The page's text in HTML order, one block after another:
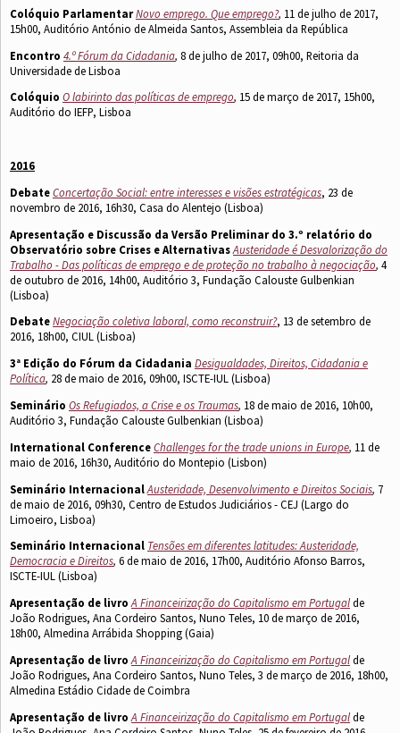
Colóquio ParlamentarNovo emprego. Que emprego?, 11 de julho de 2017,
15h00, Auditório António de Almeida Santos, Assembleia da República
Encontro 4.º Fórum da Cidadania, 8 de julho de 2017, 09h00, Reitoria da
Universidade de Lisboa
Colóquio O labirinto das políticas de emprego, 15 de março de 2017, 15h00,
Auditório do IEFP, Lisboa
2016
DebateConcertação Social: entre interesses e visões estratégicas, 23 de
novembro de 2016, 16h30, Casa do Alentejo (Lisboa)
Apresentação e Discussão da Versão Preliminar do 3.º relatório do
Observatório sobre Crises e AlternativasAusteridade é Desvalorização do
Trabalho - Das políticas de emprego e de proteção no trabalho à negociação, 4
de outubro de 2016, 14h00, Auditório 3, Fundação Calouste Gulbenkian
(Lisboa)
DebateNegociação coletiva laboral, como reconstruir?, 13 de setembro de
2016, 18h00, CIUL (Lisboa)
3ª Edição do Fórum da Cidadania Desigualdades, Direitos, Cidadania e
Política, 28 de maio de 2016, 09h00, ISCTE-IUL (Lisboa)
Seminário Os Refugiados, a Crise e os Traumas, 18 de maio de 2016, 10h00,
Auditório 3, Fundação Calouste Gulbenkian (Lisboa)
International ConferenceChallenges for the trade unions in Europe, 11 de
maio de 2016, 16h30, Auditório do Montepio (Lisbon)
Seminário InternacionalAusteridade, Desenvolvimento e Direitos Sociais, 7
de maio de 2016, 09h30, Centro de Estudos Judiciários - CEJ (Largo do
Limoeiro, Lisboa)
Seminário Internacional Tensões em diferentes latitudes: Austeridade,
Democracia e Direitos, 6 de maio de 2016, 17h00, Auditório Afonso Barros,
ISCTE-IUL (Lisboa)
Apresentação de livro A Financeirização do Capitalismo em Portugalde
João Rodrigues, Ana Cordeiro Santos, Nuno Teles, 10 de março de 2016,
18h00, Almedina Arrábida Shopping (Gaia)
Apresentação de livro A Financeirização do Capitalismo em Portugalde
João Rodrigues, Ana Cordeiro Santos, Nuno Teles, 3 de março de 2016, 18h00,
Almedina Estádio Cidade de Coimbra
Apresentação de livro A Financeirização do Capitalismo em Portugalde